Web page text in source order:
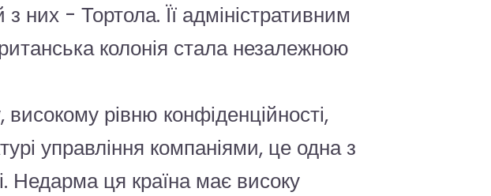
них - Тортола. Її адміністративним
колонія стала незалежною
рівню конфіденційності,
управління компаніями, це одна з
Недарма ця країна має високу